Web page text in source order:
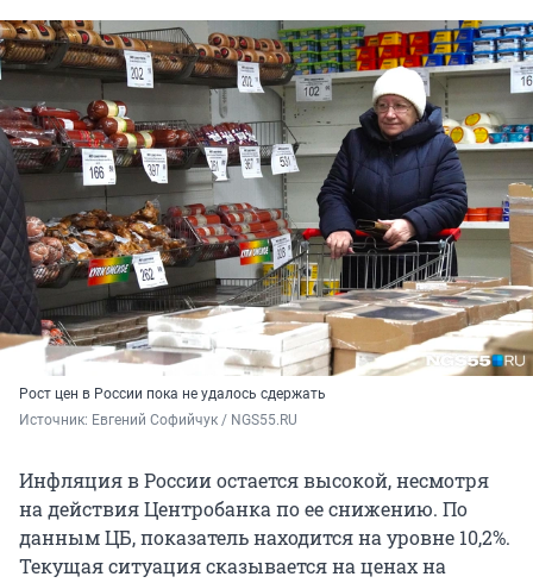
Рост цен в России пока не удалось сдержать
Источник: Евгений Софийчук / NGS55.RU
Инфляция в России остается высокой, несмотря
на действия Центробанка по ее снижению. По
данным ЦБ, показатель находится на уровне 10,2%.
Текущая ситуация сказывается на ценах на